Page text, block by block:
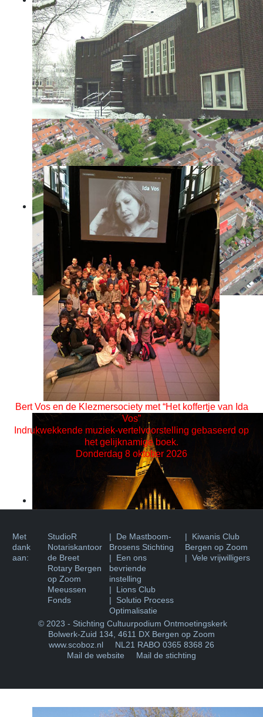
Bert Vos en de Klezmersociety met “Het koffertje van Ida
Vos”
Indrukwekkende muziek-vertelvoorstelling gebaseerd op
het gelijknamige boek.
Donderdag 8 oktober 2026
Met
dank
aan:
StudioR
Notariskantoor
de Breet
Rotary Bergen
op Zoom
Meeussen
Fonds
| De Mastboom-
Brosens Stichting
| Een ons
bevriende
instelling
| Lions Club
| Solutio Process
Optimalisatie
| Kiwanis Club
Bergen op Zoom
| Vele vrijwilligers
© 2023 - Stichting Cultuurpodium Ontmoetingskerk
Bolwerk-Zuid 134 4611 DX Bergen op Zoom
www.scoboz.nl NL21 RABO 0365 8368 26
Mail de website
Mail de stichting